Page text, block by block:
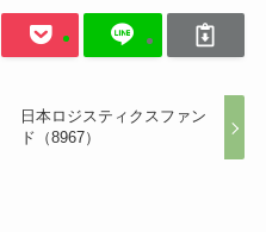
日本ロジスティクスファン
ド（8967）